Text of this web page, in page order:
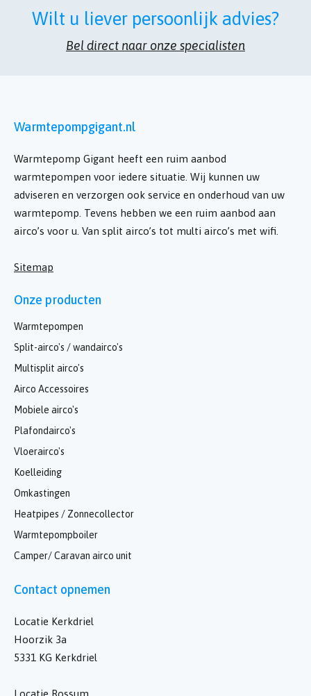
Wilt u liever persoonlijk advies?
Bel direct naar onze specialisten
Warmtepompgigant.nl
Warmtepomp Gigant heeft een ruim aanbod
warmtepompen voor iedere situatie. Wij kunnen uw
adviseren en verzorgen ook service en onderhoud van uw
warmtepomp. Tevens hebben we een ruim aanbod aan
airco’s voor u. Van split airco’s tot multi airco’s met wifi.
Sitemap
Onze producten
Warmtepompen
Split-airco's / wandairco's
Multisplit airco's
Airco Accessoires
Mobiele airco's
Plafondairco's
Vloerairco's
Koelleiding
Omkastingen
Heatpipes / Zonnecollector
Warmtepompboiler
Camper/ Caravan airco unit
Contact opnemen
Locatie Kerkdriel
Hoorzik 3a
5331 KG Kerkdriel
Locatie Rossum